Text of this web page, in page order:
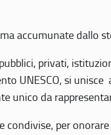
accumunate dallo
privati,
UNESCO, si
unico da
per